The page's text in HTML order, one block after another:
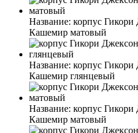
Название: корпус
Кашемир матовый
Название: корпус
Кашемир глянцевый
Название: корпус
Кашемир матовый